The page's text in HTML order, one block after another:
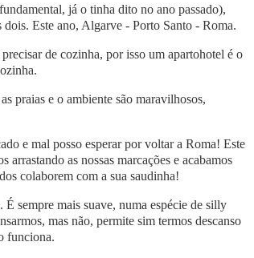
já o tinha dito no ano passado),
dois. Este ano, Algarve - Porto Santo - Roma.
de cozinha, por isso um apartohotel é o
praias e o ambiente são maravilhosos,
e mal posso esperar por voltar a Roma! Este
as nossas marcações e acabamos
colaborem com a sua saudinha!
É sempre mais suave, numa espécie de silly
mas não, permite sim termos descanso
funciona.